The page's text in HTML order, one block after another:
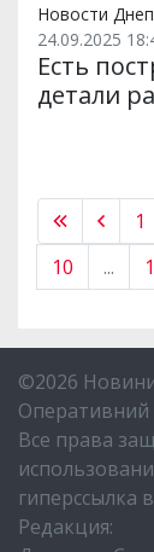
Новости
24.09.2025
Есть
детали
1
10
...
©2026
Оперативний
Все права
гиперссылка
Редакция: